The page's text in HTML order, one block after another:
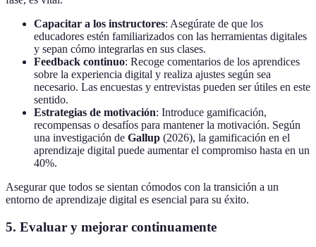
Capacitar a los instructores: Asegúrate de que los
educadores estén familiarizados con las herramientas digitales
y sepan cómo integrarlas en sus clases.
Feedback continuo: Recoge comentarios de los aprendices
sobre la experiencia digital y realiza ajustes según sea
necesario. Las encuestas y entrevistas pueden ser útiles en este
sentido.
Estrategias de motivación: Introduce gamificación,
recompensas o desafíos para mantener la motivación. Según
una investigación de Gallup (2026), la gamificación en el
aprendizaje digital puede aumentar el compromiso hasta en un
40%.
Asegurar que todos se sientan cómodos con la transición a un
entorno de aprendizaje digital es esencial para su éxito.
5. Evaluar y mejorar continuamente